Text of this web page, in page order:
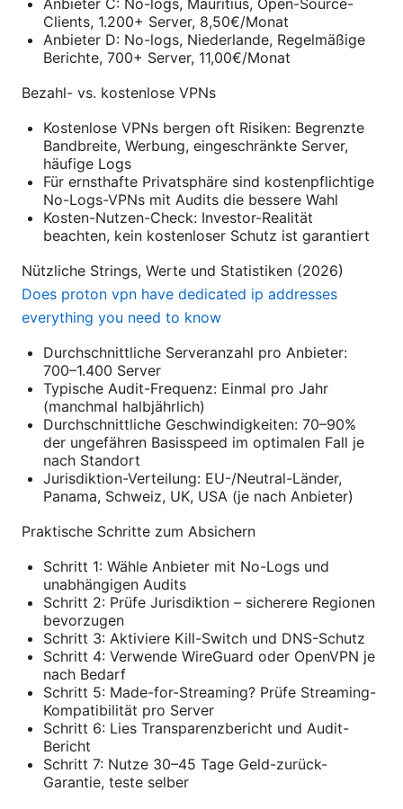
Anbieter C: No-logs, Mauritius, Open-Source-
Clients, 1.200+ Server, 8,50€/Monat
Anbieter D: No-logs, Niederlande, Regelmäßige
Berichte, 700+ Server, 11,00€/Monat
Bezahl- vs. kostenlose VPNs
Kostenlose VPNs bergen oft Risiken: Begrenzte
Bandbreite, Werbung, eingeschränkte Server,
häufige Logs
Für ernsthafte Privatsphäre sind kostenpflichtige
No-Logs-VPNs mit Audits die bessere Wahl
Kosten-Nutzen-Check: Investor-Realität
beachten, kein kostenloser Schutz ist garantiert
Nützliche Strings, Werte und Statistiken (2026)
Does proton vpn have dedicated ip addresses
everything you need to know
Durchschnittliche Serveranzahl pro Anbieter:
700–1.400 Server
Typische Audit-Frequenz: Einmal pro Jahr
(manchmal halbjährlich)
Durchschnittliche Geschwindigkeiten: 70–90%
der ungefähren Basisspeed im optimalen Fall je
nach Standort
Jurisdiktion-Verteilung: EU-/Neutral-Länder,
Panama, Schweiz, UK, USA (je nach Anbieter)
Praktische Schritte zum Absichern
Schritt 1: Wähle Anbieter mit No-Logs und
unabhängigen Audits
Schritt 2: Prüfe Jurisdiktion – sicherere Regionen
bevorzugen
Schritt 3: Aktiviere Kill-Switch und DNS-Schutz
Schritt 4: Verwende WireGuard oder OpenVPN je
nach Bedarf
Schritt 5: Made-for-Streaming? Prüfe Streaming-
Kompatibilität pro Server
Schritt 6: Lies Transparenzbericht und Audit-
Bericht
Schritt 7: Nutze 30–45 Tage Geld-zurück-
Garantie, teste selber